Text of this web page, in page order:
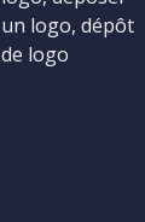
un logo, dépôt
de logo